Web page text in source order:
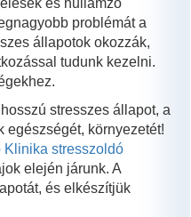
és hullámzó
problémát a
állapotok okozzák,
tudunk kezelni.
stresszes állapot, a
egészségét, környezetét!
Klinika stresszoldó
elején járunk. A
és elkészítjük